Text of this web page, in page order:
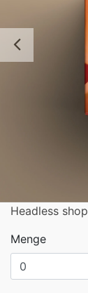
Zurück
Headless shop
Menge